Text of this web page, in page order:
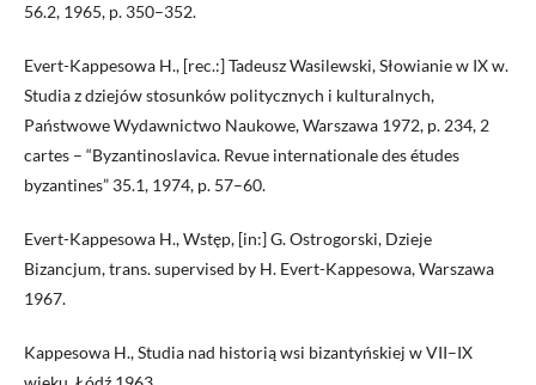
56.2, 1965, p. 350–352.
Evert-Kappesowa H., [rec.:] Tadeusz Wasilewski, Słowianie w IX w.
Studia z dziejów stosunków politycznych i kulturalnych,
Państwowe Wydawnictwo Naukowe, Warszawa 1972, p. 234, 2
cartes – “Byzantinoslavica. Revue internationale des études
byzantines” 35.1, 1974, p. 57–60.
Evert-Kappesowa H., Wstęp, [in:] G. Ostrogorski, Dzieje
Bizancjum, trans. supervised by H. Evert-Kappesowa, Warszawa
1967.
Kappesowa H., Studia nad historią wsi bizantyńskiej w VII–IX